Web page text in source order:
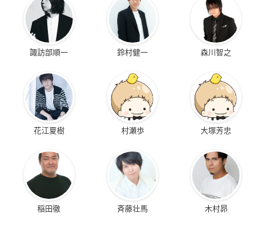
諏訪部順一 鈴村健一 森川智之
花江夏樹 村瀬歩 大塚芳忠
稲田徹 斉藤壮馬 木村昴